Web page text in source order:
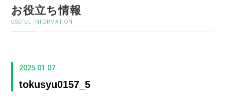
お役立ち情報
USEFUL INFORMATION
2025.01.07
tokusyu0157_5